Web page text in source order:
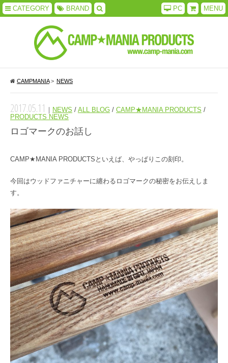
CATEGORY BRAND MENU
PC
CAMPMANIA> NEWS
2017.05.11 ｜ NEWS / ALL BLOG / CAMP★MANIA PRODUCTS /
PRODUCTS NEWS
ロゴマークのお話し
CAMP★MANIA PRODUCTSといえば、やっぱりこの刻印。
今回はウッドファニチャーに纏わるロゴマークの秘密をお伝えしま
す。